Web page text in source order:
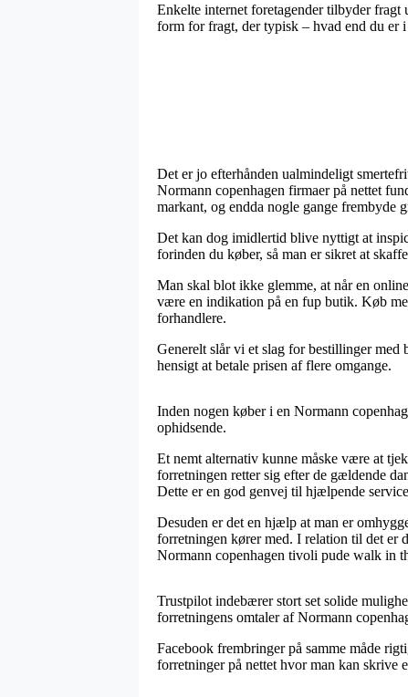
Enkelte internet foretagender tilbyder
form for fragt, der typisk – hvad end du er
Det er jo efterhånden ualmindeligt
Normann copenhagen firmaer på nettet
markant, og endda nogle gange frembyde
Det kan dog imidlertid blive nyttigt at
forinden du køber, så man er sikret at
Man skal blot ikke glemme, at når en
være en indikation på en fup butik. Køb
forhandlere.
Generelt slår vi et slag for bestillinger
hensigt at betale prisen af flere omgange.
Inden nogen køber i en Normann
ophidsende.
Et nemt alternativ kunne måske være at
forretningen retter sig efter de gældende
Dette er en god genvej til hjælpende
Desuden er det en hjælp at man er
forretningen kører med. I relation til det er
Normann copenhagen tivoli pude walk in
Trustpilot indebærer stort set solide
forretningens omtaler af Normann
Facebook frembringer på samme måde
forretninger på nettet hvor man kan skrive